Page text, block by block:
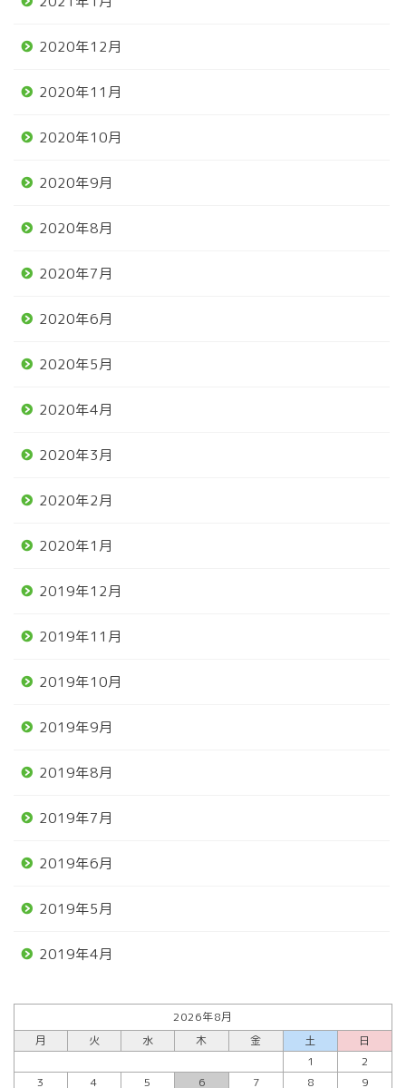
2020年12月
2020年11月
2020年10月
2020年9月
2020年8月
2020年7月
2020年6月
2020年5月
2020年4月
2020年3月
2020年2月
2020年1月
2019年12月
2019年11月
2019年10月
2019年9月
2019年8月
2019年7月
2019年6月
2019年5月
2019年4月
2026年8月
月
火 水 木 金 土
日
1
2
3
4 5 6 7 8 9